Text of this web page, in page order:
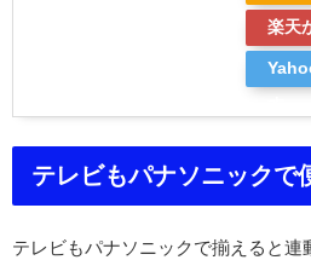
楽天
テレビもパナソニックで
テレビもパナソニックで揃えると連